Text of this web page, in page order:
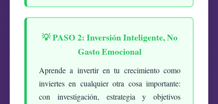
💡 PASO 2: Inversión Inteligente, No
Gasto Emocional
Aprende a invertir en tu crecimiento como
inviertes en cualquier otra cosa importante:
con investigación, estrategia y objetivos